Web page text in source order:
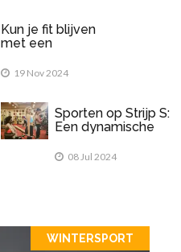
Kun je fit blijven
met een
19 Nov 2024
Sporten op Strijp S:
Een dynamische
sportliefhebbers
08 Jul 2024
WINTERSPORT